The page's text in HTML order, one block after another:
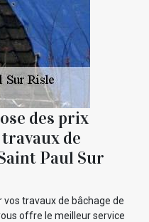
des prix
de
Paul Sur
travaux de bâchage de
offre le meilleur service